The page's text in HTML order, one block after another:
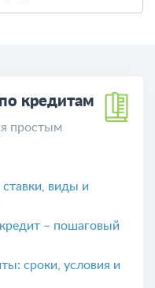
кредитам
простым
виды и
– пошаговый
сроки, условия и